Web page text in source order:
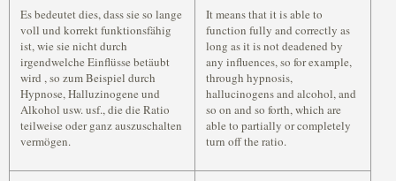
Es bedeutet dies, dass sie so lange
voll und korrekt funktionsfähig
ist, wie sie nicht durch
irgendwelche Einflüsse betäubt
wird , so zum Beispiel durch
Hypnose, Halluzinogene und
Alkohol usw. usf., die die Ratio
teilweise oder ganz auszuschalten
vermögen.
It means that it is able to
function fully and correctly as
long as it is not deadened by
any influences, so for example,
through hypnosis,
hallucinogens and alcohol, and
so on and so forth, which are
able to partially or completely
turn off the ratio.